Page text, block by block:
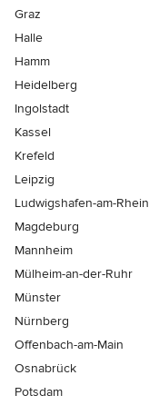
Graz
Halle
Hamm
Heidelberg
Ingolstadt
Kassel
Krefeld
Leipzig
Ludwigshafen-am-Rhein
Magdeburg
Mannheim
Mülheim-an-der-Ruhr
Münster
Nürnberg
Offenbach-am-Main
Osnabrück
Potsdam